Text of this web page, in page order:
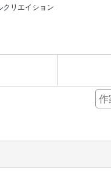
クリエイション